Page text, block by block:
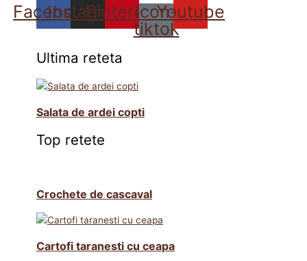
Facebook
Instagram
Pinterest
Icon-
tiktok
Youtube
Ultima reteta
Salata de ardei copti
Top retete
Crochete de cascaval
Cartofi taranesti cu ceapa